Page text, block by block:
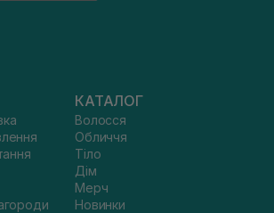
КАТАЛОГ
Волосся
Обличчя
Тіло
Дім
Мерч
Новинки